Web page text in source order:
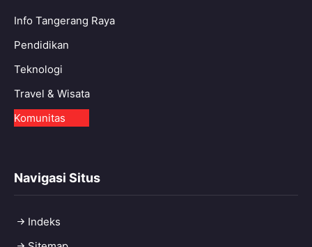
Info Tangerang Raya
Pendidikan
Teknologi
Travel & Wisata
Komunitas
Navigasi Situs
Indeks